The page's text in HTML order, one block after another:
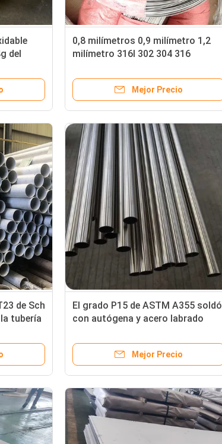
del
0,8 milímetros 0,9 milímetro 1,2
milímetro 316l 302 304 316
alambre 24 de la primavera
Mejor Precio
de Sch
tubería
El grado P15 de ASTM A355 soldó
con autógena y acero labrado
St52
Mejor Precio